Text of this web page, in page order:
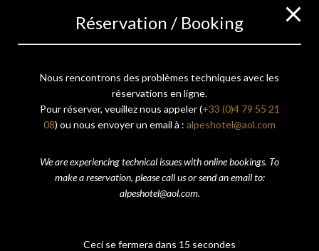
Réservation / Booking
Nous rencontrons des problèmes techniques avec les
réservations en ligne.
Pour réserver, veuillez nous appeler (+33 (0)4 79 55 21
08) ou nous envoyer un email à : alpeshotel@aol.com
We are experiencing technical issues with online bookings. To
make a reservation, please call us or send an email to:
alpeshotel@aol.com.
Ceci se fermera dans 15 secondes